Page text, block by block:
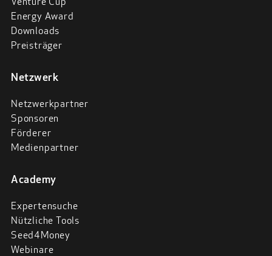
Venture Cup
Energy Award
Downloads
Preisträger
Netzwerk
Netzwerkpartner
Sponsoren
Förderer
Medienpartner
Academy
Expertensuche
Nützliche Tools
Seed4Money
Webinare